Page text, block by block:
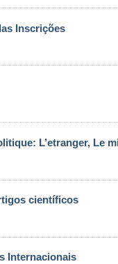
Inscrições
L’etranger, Le
científicos
Internacionais